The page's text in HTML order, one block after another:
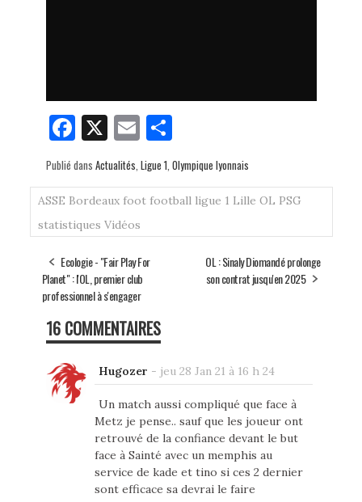
Fa
ce
bo
ok
X E
m
ail
Pa
rt
ag
er
Publié dans Actualités, Ligue 1, Olympique lyonnais
ASSE Bordeaux foot football ligue 1 Lille OL PSG
statistiques Vidéos
Ecologie - "Fair Play For
Planet" : l'OL, premier club
professionnel à s'engager
OL : Sinaly Diomandé prolonge
son contrat jusqu'en 2025
16 COMMENTAIRES
Hugozer - jeu 28 Jan 21 à 16 h 24
Un match aussi compliqué que face à
Metz je pense.. sauf que les joueur ont
retrouvé de la confiance devant le but
face à Sainté avec un memphis au
service de kade et tino si ces 2 dernier
sont efficace sa devrai le faire